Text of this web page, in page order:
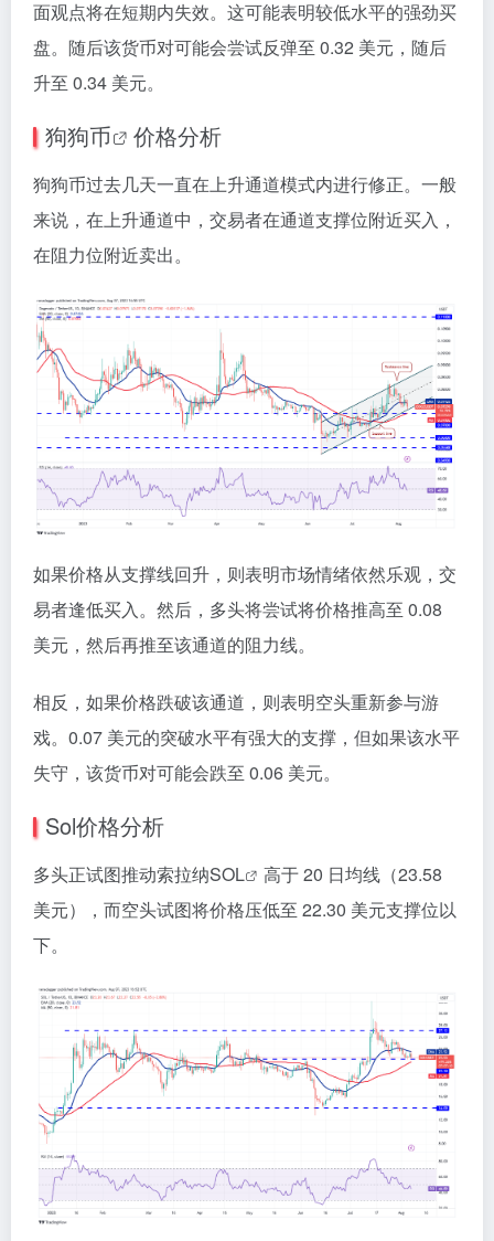
面观点将在短期内失效。这可能表明较低水平的强劲买
盘。随后该货币对可能会尝试反弹至 0.32 美元，随后
升至 0.34 美元。
狗狗币 价格分析
狗狗币过去几天一直在上升通道模式内进行修正。一般
来说，在上升通道中，交易者在通道支撑位附近买入，
在阻力位附近卖出。
如果价格从支撑线回升，则表明市场情绪依然乐观，交
易者逢低买入。然后，多头将尝试将价格推高至 0.08
美元，然后再推至该通道的阻力线。
相反，如果价格跌破该通道，则表明空头重新参与游
戏。0.07 美元的突破水平有强大的支撑，但如果该水平
失守，该货币对可能会跌至 0.06 美元。
Sol价格分析
多头正试图推动索拉纳SOL
高于 20 日均线（23.58
美元），而空头试图将价格压低至 22.30 美元支撑位以
下。